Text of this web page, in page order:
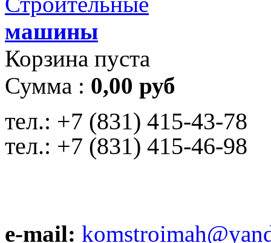
машины
Корзина пуста
Сумма : 0,00 руб
тел.: +7 (831) 415-43-78
тел.: +7 (831) 415-46-98
e-mail: